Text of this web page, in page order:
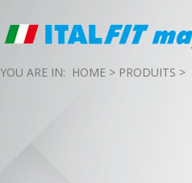
YOU ARE IN: HOME > PRODUITS >